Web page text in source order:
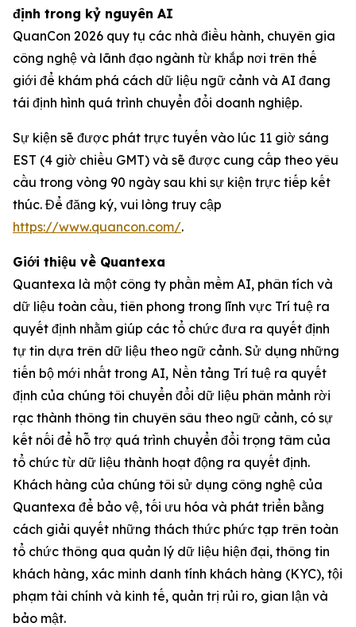
định trong kỷ nguyên AI
QuanCon 2026 quy tụ các nhà điều hành, chuyên gia
công nghệ và lãnh đạo ngành từ khắp nơi trên thế
giới để khám phá cách dữ liệu ngữ cảnh và AI đang
tái định hình quá trình chuyển đổi doanh nghiệp.
Sự kiện sẽ được phát trực tuyến vào lúc 11 giờ sáng
EST (4 giờ chiều GMT) và sẽ được cung cấp theo yêu
cầu trong vòng 90 ngày sau khi sự kiện trực tiếp kết
thúc. Để đăng ký, vui lòng truy cập
https://www.quancon.com/.
Giới thiệu về Quantexa
Quantexa là một công ty phần mềm AI, phân tích và
dữ liệu toàn cầu, tiên phong trong lĩnh vực Trí tuệ ra
quyết định nhằm giúp các tổ chức đưa ra quyết định
tự tin dựa trên dữ liệu theo ngữ cảnh. Sử dụng những
tiến bộ mới nhất trong AI, Nền tảng Trí tuệ ra quyết
định của chúng tôi chuyển đổi dữ liệu phân mảnh rời
rạc thành thông tin chuyên sâu theo ngữ cảnh, có sự
kết nối để hỗ trợ quá trình chuyển đổi trọng tâm của
tổ chức từ dữ liệu thành hoạt động ra quyết định.
Khách hàng của chúng tôi sử dụng công nghệ của
Quantexa để bảo vệ, tối ưu hóa và phát triển bằng
cách giải quyết những thách thức phức tạp trên toàn
tổ chức thông qua quản lý dữ liệu hiện đại, thông tin
khách hàng, xác minh danh tính khách hàng (KYC), tội
phạm tài chính và kinh tế, quản trị rủi ro, gian lận và
bảo mật.